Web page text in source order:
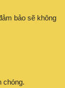
bảo sẽ không
chóng.